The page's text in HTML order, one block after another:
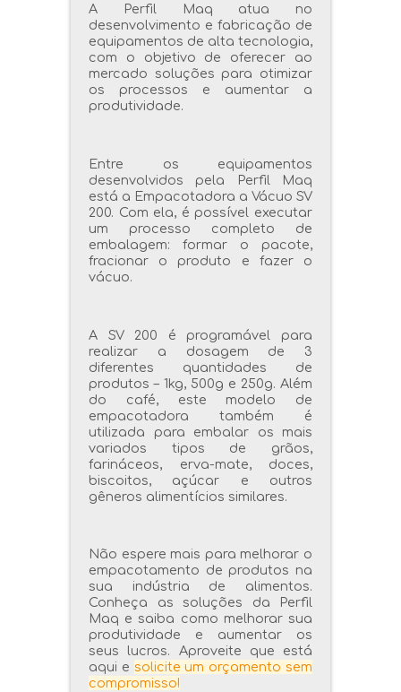
A Perfil Maq atua no
desenvolvimento e fabricação de
equipamentos de alta tecnologia,
com o objetivo de oferecer ao
mercado soluções para otimizar
os processos e aumentar a
produtividade.
Entre os equipamentos
desenvolvidos pela Perfil Maq
está a Empacotadora a Vácuo SV
200. Com ela, é possível executar
um processo completo de
embalagem: formar o pacote,
fracionar o produto e fazer o
vácuo.
A SV 200 é programável para
realizar a dosagem de 3
diferentes quantidades de
produtos – 1kg, 500g e 250g. Além
do café, este modelo de
empacotadora também é
utilizada para embalar os mais
variados tipos de grãos,
farináceos, erva-mate, doces,
biscoitos, açúcar e outros
gêneros alimentícios similares.
Não espere mais para melhorar o
empacotamento de produtos na
sua indústria de alimentos.
Conheça as soluções da Perfil
Maq e saiba como melhorar sua
produtividade e aumentar os
seus lucros. Aproveite que está
aqui e solicite um orçamento sem
compromisso!